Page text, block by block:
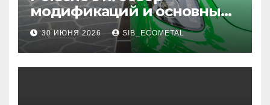
модификаций и основные
характеристики
30 ИЮНЯ 2026 SIB_ECOMETAL